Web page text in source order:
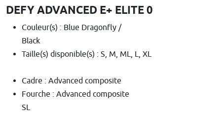
DEFY ADVANCED E+ ELITE 0
Couleur(s) : Blue Dragonfly /
Black
Taille(s) disponible(s) : S, M, ML, L, XL
Cadre : Advanced composite
Fourche : Advanced composite
SL